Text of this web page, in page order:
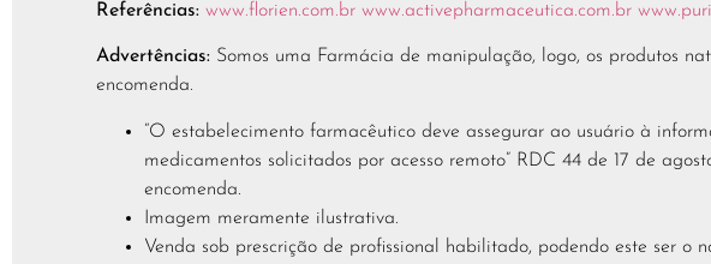
Referências: www.florien.com.br www.activepharmaceutica.com.br
Advertências: Somos uma Farmácia de manipulação, logo, os produtos
encomenda.
“O estabelecimento farmacêutico deve assegurar ao usuário à
medicamentos solicitados por acesso remoto” RDC 44 de 17 de
encomenda.
Imagem meramente ilustrativa.
Venda sob prescrição de profissional habilitado, podendo este ser o